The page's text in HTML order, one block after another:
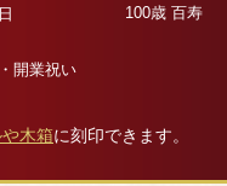
開業祝い
100歳 百寿
木箱に刻印できます。